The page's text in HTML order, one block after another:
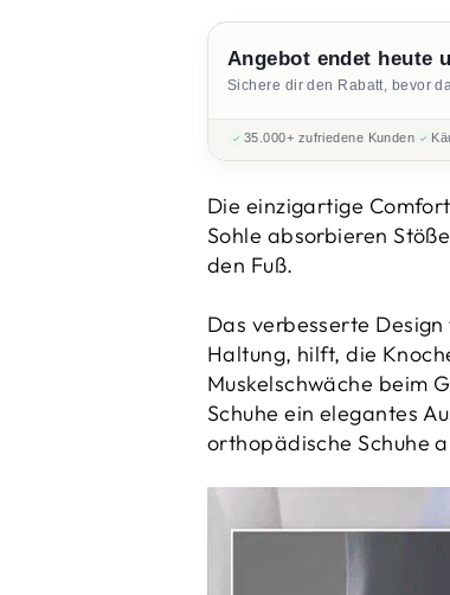
Angebot endet heute
Sichere dir den Rabatt, bevor
35.000+ zufriedene Kunden
Die einzigartige
Sohle absorbieren
den Fuß.
Das verbesserte
Haltung, hilft, die
Muskelschwäche beim
Schuhe ein elegantes
orthopädische Schuhe